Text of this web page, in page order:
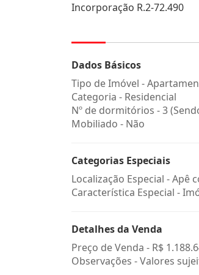
Incorporação R.2-72.490
Dados Básicos
Tipo de Imóvel -
Categoria - Residencial
Nº de dormitórios - 3
Mobiliado - Não
Categorias Especiais
Localização Especial - Apê
Característica Especial -
Detalhes da Venda
Preço de Venda - R$
Observações - Valores